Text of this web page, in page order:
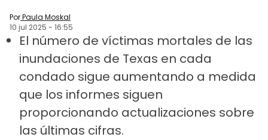
PorPaula Moskal
10 jul 2025 - 16:55
El número de víctimas mortales de las
inundaciones de Texas en cada
condado sigue aumentando a medida
que los informes siguen
proporcionando actualizaciones sobre
las últimas cifras.